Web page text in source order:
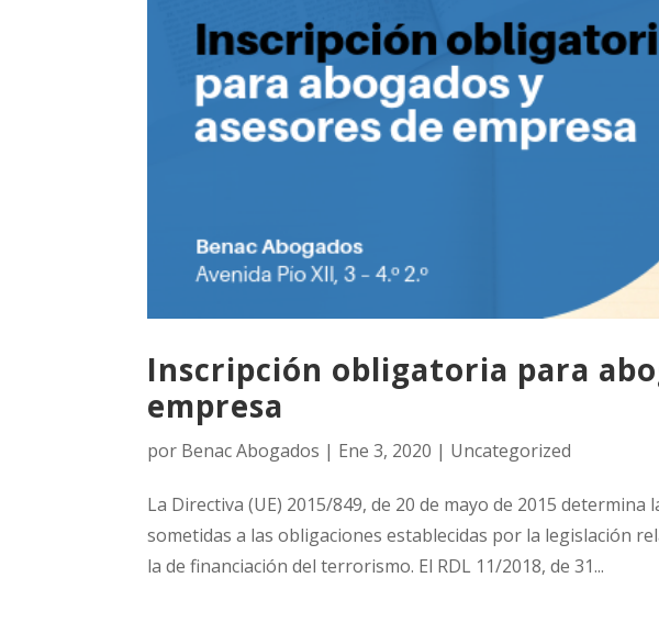
Inscripción obligatoria para
empresa
por Benac Abogados | Ene 3, 2020 | Uncategorized
La Directiva (UE) 2015/849, de 20 de mayo de 2015
sometidas a las obligaciones establecidas por la legislación
la de financiación del terrorismo. El RDL 11/2018, de 31...